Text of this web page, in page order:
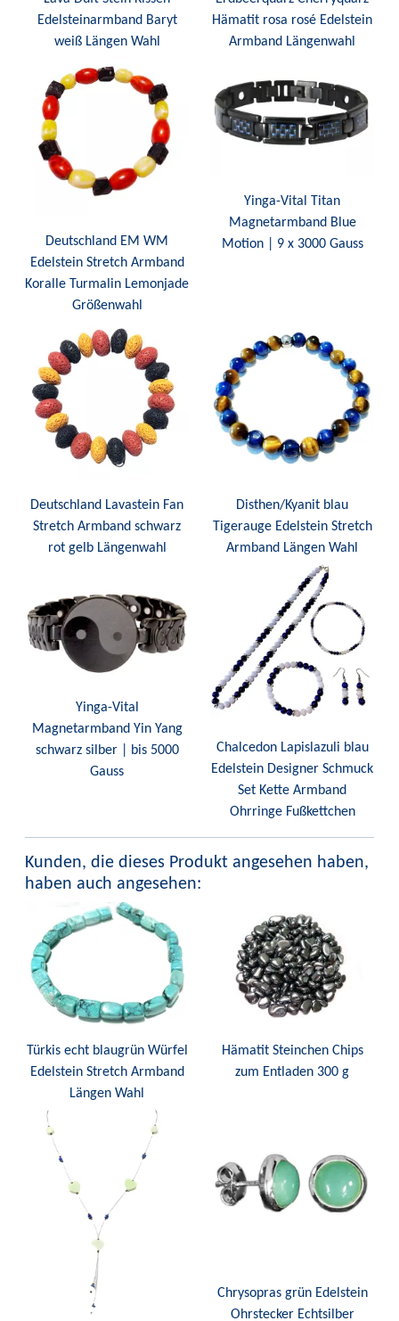
Edelsteinarmband Baryt
weiß Längen Wahl
Hämatit rosa rosé Edelstein
Armband Längenwahl
Deutschland EM WM
Edelstein Stretch Armband
Koralle Turmalin Lemonjade
Größenwahl
Yinga-Vital Titan
Magnetarmband Blue
Motion | 9 x 3000 Gauss
Deutschland Lavastein Fan
Stretch Armband schwarz
rot gelb Längenwahl
Disthen/Kyanit blau
Tigerauge Edelstein Stretch
Armband Längen Wahl
Yinga-Vital
Magnetarmband Yin Yang
schwarz silber | bis 5000
Gauss
Chalcedon Lapislazuli blau
Edelstein Designer Schmuck
Set Kette Armband
Ohrringe Fußkettchen
Kunden, die dieses Produkt angesehen haben,
haben auch angesehen:
Türkis echt blaugrün Würfel
Edelstein Stretch Armband
Längen Wahl
Hämatit Steinchen Chips
zum Entladen 300 g
Chrysopras grün Edelstein
Ohrstecker Echtsilber